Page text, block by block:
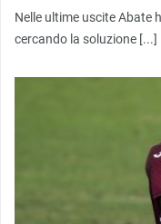
Nelle ultime uscite Abate
cercando la soluzione [...]